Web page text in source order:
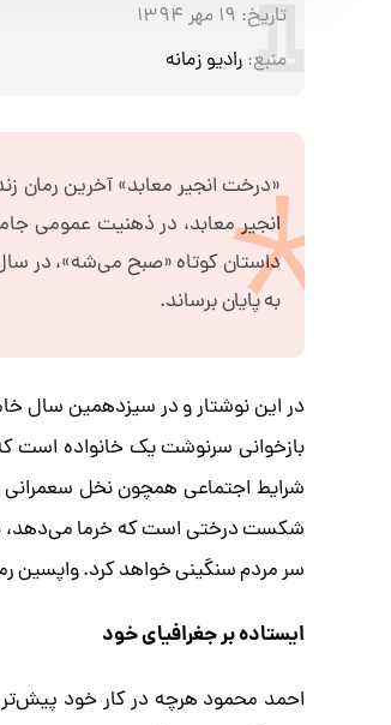
تاریخ: ۱۹ مهر ۱۳۹۴
منبع: رادیو زمانه
«درخت انجیر معابد» آخرین رمان
انجیر معابد، در ذهنیت عمومی
به پایان برساند.
در این نوشتار و در سیزدهمین سال
بازخوانی سرنوشت یک خانواده است
شرایط اجتماعی همچون نخل
شکست درختی است که خرما می‌دهد، بار
سر مردم سنگینی خواهد کرد. واپسین
ایستاده بر جغرافیای خود
احمد محمود هرچه در کار خود